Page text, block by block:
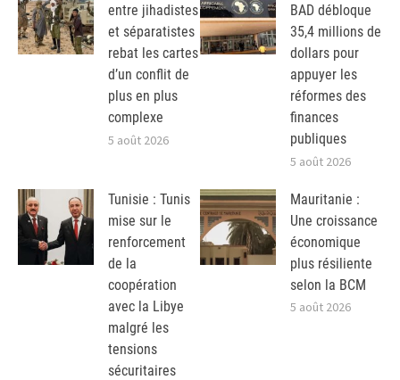
entre jihadistes
et séparatistes
rebat les cartes
d’un conflit de
plus en plus
complexe
5 août 2026
BAD débloque
35,4 millions de
dollars pour
appuyer les
réformes des
finances
publiques
5 août 2026
Tunisie : Tunis
mise sur le
renforcement
de la
coopération
avec la Libye
malgré les
tensions
sécuritaires
Mauritanie :
Une croissance
économique
plus résiliente
selon la BCM
5 août 2026